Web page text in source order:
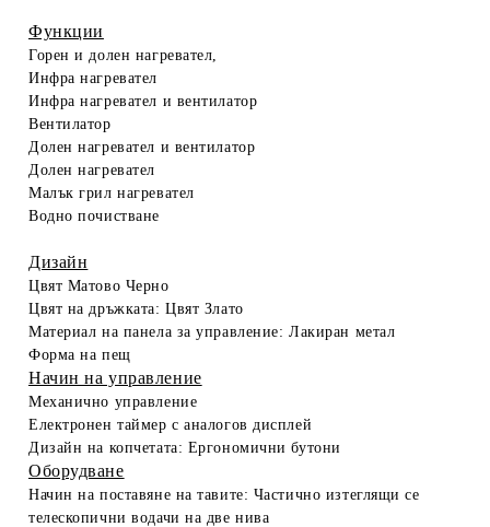
Функции
Горен и долен нагревател,
Инфра нагревател
Инфра нагревател и вентилатор
Вентилатор
Долен нагревател и вентилатор
Долен нагревател
Малък грил нагревател
Водно почистване
Дизайн
Цвят Матово Черно
Цвят на дръжката:Цвят Злато
Материал на панела за управление: Лакиран метал
Форма на пещ
Начин на управление
Механично управление
Електронен таймер с аналогов дисплей
Дизайн на копчетата: Ергономични бутони
Оборудване
Начин на поставяне на тавите: Частично изтеглящи се
телескопични водачи на две нива